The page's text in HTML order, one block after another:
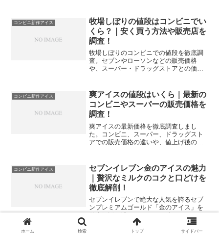
舗での見つけ方や代替品の提案まで網
羅。今すぐ詳細をチェックして至福のス
イーツ体験を楽しみましょう。
コンビニ新作アイス
牧場しぼりの値段はコンビニでい
くら？｜安く買う方法や販売店を
調査！
牧場しぼりのコンビニでの値段を徹底調
査。セブンやローソンなどの販売価格
や、スーパー・ドラッグストアとの価格
めのコツ、鮮度の秘密である「しぼって3
日以内」のこだわりまで網羅した完全ガ
イドです。
コンビニ新作アイス
爽アイスの値段はいくら｜最新の
コンビニやスーパーの販売価格を
調査！
爽アイスの最新価格を徹底調査しまし
た。コンビニ、スーパー、ドラッグスト
アでの販売価格の違いや、値上げ後のメ
ます。コスパ最強のバニラから期間限定
フレーバーまで、1円でもお得に楽しみた
い方は必見の内容です。
コンビニ新作アイス
セブンイレブン金のアイスの魅力
｜贅沢なミルクのコクと口どけを
徹底解剖！
セブンイレブンで絶大な人気を誇るセブ
ンプレミアムゴールド「金のアイス」を
サクのワッフルコーン、厳選された素材
と製法のこだわりを網羅しました。価格
ホーム 検索 トップ サイドバー